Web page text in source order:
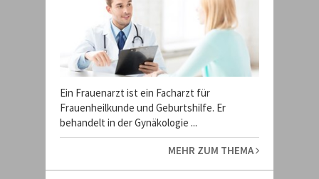
Ein Frauenarzt ist ein Facharzt für
Frauenheilkunde und Geburtshilfe. Er
behandelt in der Gynäkologie ...
MEHR ZUM THEMA